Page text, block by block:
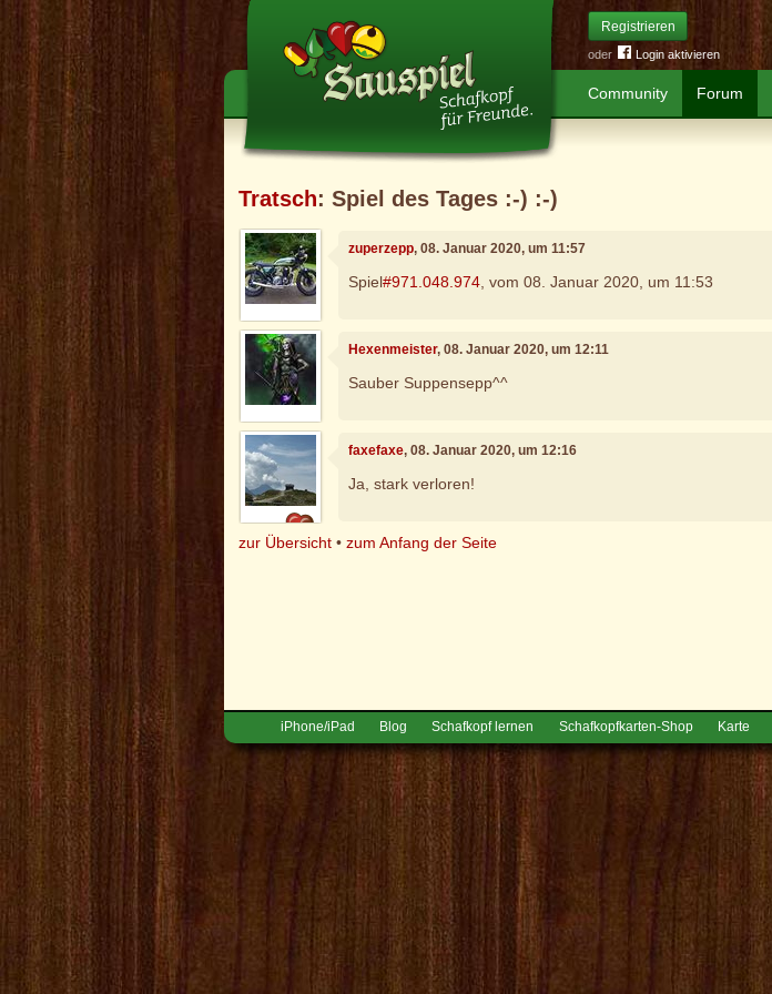
Registrieren
oder Login aktivieren
Community Forum
Tratsch: Spiel des Tages :-) :-)
zuperzepp, 08. Januar 2020, um 11:57
Spiel#971.048.974 , vom 08. Januar 2020, um 11:53
Hexenmeister, 08. Januar 2020, um 12:11
Sauber Suppensepp^^
faxefaxe, 08. Januar 2020, um 12:16
Ja, stark verloren!
zur Übersicht •zum Anfang der Seite
iPhone/iPad Blog Schafkopf lernen Schafkopfkarten-Shop Karte